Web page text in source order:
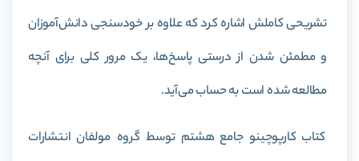
تشریحی کاملش اشاره کرد که علاوه بر خودسنجی دانش‌آموزان
و مطمئن شدن از درستی پاسخ‌ها، یک مرور کلی برای آنچه
مطالعه شده است به حساب می‌آید.
کتاب کارپوچینو جامع هشتم توسط گروه مولفان انتشارات